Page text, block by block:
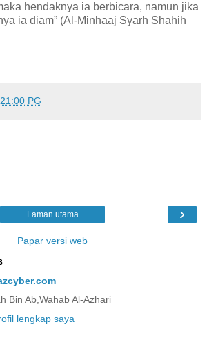
hendaknya ia berbicara, namun jika
ia diam” (Al-Minhaaj Syarh Shahih
PG
›
Laman utama
Papar versi web
Bin Ab,Wahab Al-Azhari
lengkap saya